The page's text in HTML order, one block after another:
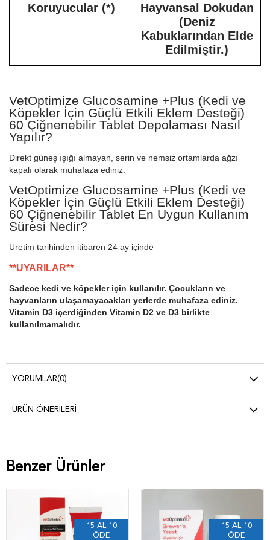
Koruyucular (*)
Hayvansal Dokudan
(Deniz
Kabuklarından Elde
Edilmiştir.)
VetOptimize Glucosamine +Plus (Kedi ve
Köpekler İçin Güçlü Etkili Eklem Desteği)
60 Çiğnenebilir Tablet Depolaması Nasıl
Yapılır?
Direkt güneş ışığı almayan, serin ve nemsiz ortamlarda ağzı
kapalı olarak muhafaza ediniz.
VetOptimize Glucosamine +Plus (Kedi ve
Köpekler İçin Güçlü Etkili Eklem Desteği)
60 Çiğnenebilir Tablet En Uygun Kullanım
Süresi Nedir?
Üretim tarihinden itibaren 24 ay içinde
**UYARILAR**
Sadece kedi ve köpekler için kullanılır. Çocukların ve
hayvanların ulaşamayacakları yerlerde muhafaza ediniz.
Vitamin D3 içerdiğinden Vitamin D2 ve D3 birlikte
kullanılmamalıdır.
YORUMLAR(0)
ÜRÜN ÖNERILERI
Benzer Ürünler
15 AL 10
ÖDE
15 AL 10
ÖDE